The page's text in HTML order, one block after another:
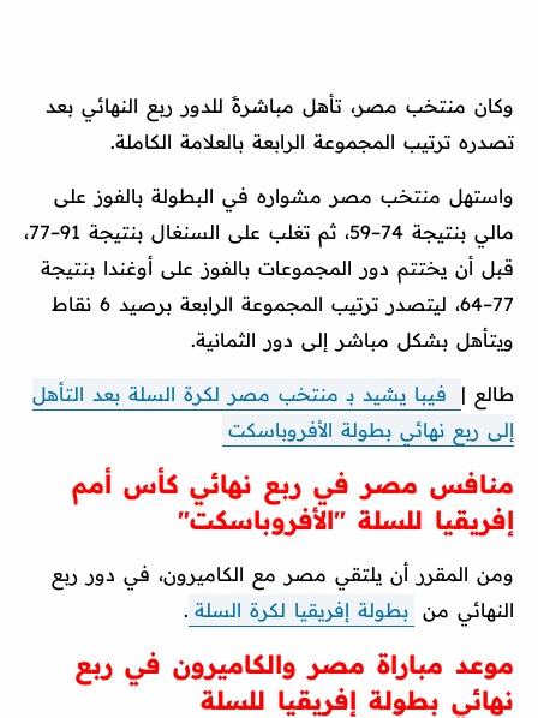
وكان منتخب مصر، تأهل مباشرةً للدور ربع النهائي بعد
تصدره ترتيب المجموعة الرابعة بالعلامة الكاملة.
واستهل منتخب مصر مشواره في البطولة بالفوز على
مالي بنتيجة 74–59، ثم تغلب على السنغال بنتيجة 91–77،
قبل أن يختتم دور المجموعات بالفوز على أوغندا بنتيجة
77–64، ليتصدر ترتيب المجموعة الرابعة برصيد 6 نقاط
ويتأهل بشكل مباشر إلى دور الثمانية.
طالع |
فيبا يشيد بـ منتخب مصر لكرة السلة بعد التأهل
إلى ربع نهائي بطولة الأفروباسكت
منافس مصر في ربع نهائي كأس أمم
إفريقيا للسلة "الأفروباسكت"
ومن المقرر أن يلتقي مصر مع الكاميرون، في دور ربع
النهائي من بطولة إفريقيا لكرة السلة .
موعد مباراة مصر والكاميرون في ربع
نهائي بطولة إفريقيا للسلة